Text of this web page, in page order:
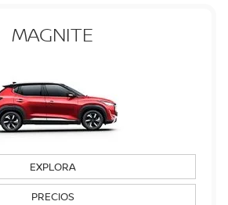
MAGNITE
EXPLORA
PRECIOS